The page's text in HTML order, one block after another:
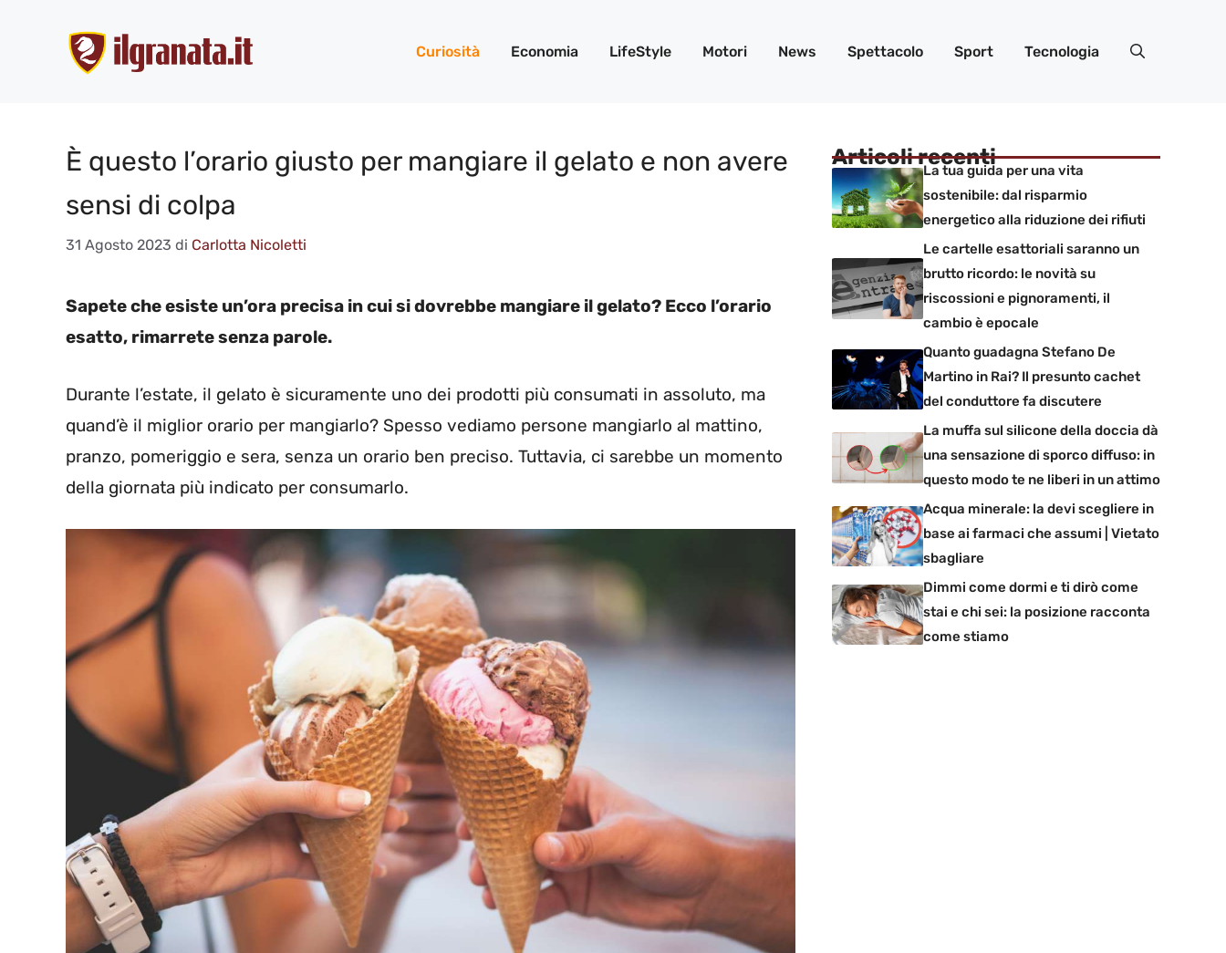
contenuto
Curiosità Economia LifeStyle Motori News Spettacolo Sport Tecnologia
È questo l’orario giusto per mangiare il gelato e non avere
sensi di colpa
31 Agosto 2023 di Carlotta Nicoletti
Sapete che esiste un’ora precisa in cui si dovrebbe mangiare il gelato? Ecco l’orario
esatto, rimarrete senza parole.
Durante l’estate, il gelato è sicuramente uno dei prodotti più consumati in assoluto, ma
quand’è il miglior orario per mangiarlo? Spesso vediamo persone mangiarlo al mattino,
pranzo, pomeriggio e sera, senza un orario ben preciso. Tuttavia, ci sarebbe un momento
della giornata più indicato per consumarlo.
Articoli recenti
La tua guida per una vita
sostenibile: dal risparmio
energetico alla riduzione dei rifiuti
Le cartelle esattoriali saranno un
brutto ricordo: le novità su
riscossioni e pignoramenti, il
cambio è epocale
Quanto guadagna Stefano De
Martino in Rai? Il presunto cachet
del conduttore fa discutere
La muffa sul silicone della doccia dà
una sensazione di sporco diffuso: in
questo modo te ne liberi in un attimo
Acqua minerale: la devi scegliere in
base ai farmaci che assumi | Vietato
sbagliare
Dimmi come dormi e ti dirò come
stai e chi sei: la posizione racconta
come stiamo